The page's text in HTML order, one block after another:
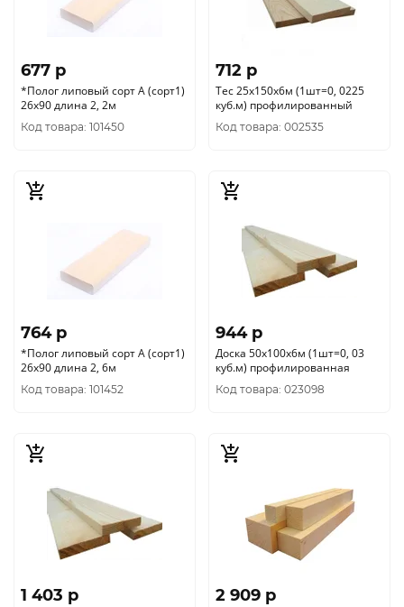
677 p
*Полог липовый сорт А (сорт1)
26х90 длина 2, 2м
Код товара: 101450
712 p
Тес 25х150х6м (1шт=0, 0225
куб.м) профилированный
Код товара: 002535
764 p
*Полог липовый сорт А (сорт1)
26х90 длина 2, 6м
Код товара: 101452
944 p
Доска 50х100х6м (1шт=0, 03
куб.м) профилированная
Код товара: 023098
1 403 p 2 909 p